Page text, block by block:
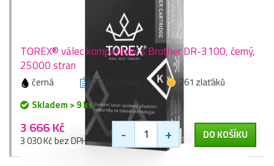
TOREX® válec kompatibilní s Brother DR-3100, černý,
25000 stran
černá 25000 stran
261 zlaťáků
Skladem > 9 ks
3 666 Kč
3 030 Kč bez DPH - + DO KOŠÍKU